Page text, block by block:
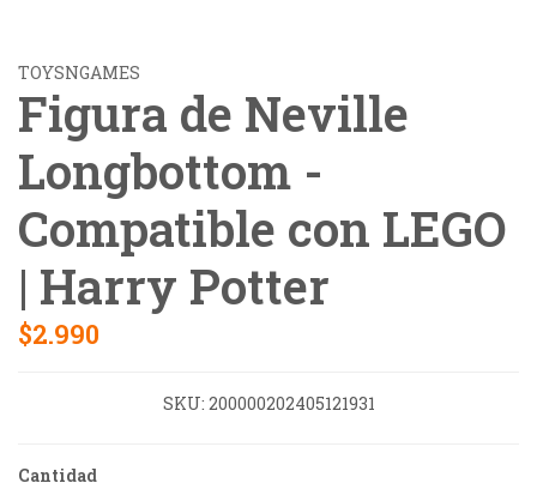
TOYSNGAMES
Figura de Neville
Longbottom -
Compatible con LEGO
| Harry Potter
$2.990
SKU: 200000202405121931
Cantidad